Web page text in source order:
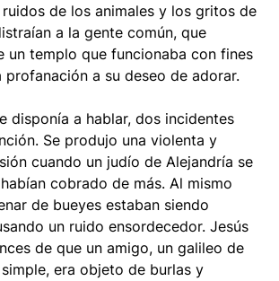
de los animales y los gritos de
a la gente común, que
un templo que funcionaba con fines
profanación a su deseo de adorar.
disponía a hablar, dos incidentes
Se produjo una violenta y
cuando un judío de Alejandría se
cobrado de más. Al mismo
de bueyes estaban siendo
un ruido ensordecedor. Jesús
de que un amigo, un galileo de
era objeto de burlas y